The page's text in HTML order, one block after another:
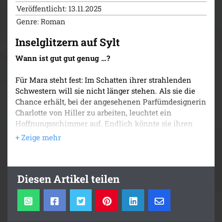
Inselglitzern auf Sylt
Veröffentlicht: 13.11.2025
Genre: Roman
Inselglitzern auf Sylt
Wann ist gut gut genug …?
Für Mara steht fest: Im Schatten ihrer strahlenden
Schwestern will sie nicht länger stehen. Als sie die
Chance erhält, bei der angesehenen Parfümdesignerin
Charlotte von Hiller zu arbeiten, leuchtet ein
Hoffnungsschimmer auf. Endlich könnte sie ihren
eigenen Platz im Rampenlicht finden! Doch die
Realität ist ernüchternd. Charlottes berüchtigter
die Arbeit zur ständigen Bewährungsprobe. Als die
entscheidende Frage aufkommt, ob sie Weihnachten
auf dem sturmgepeitschten Sylt verbringen oder ihren
Arbeitsplatz verlieren soll, stellt sich Mara selbst ein
Ultimatum.
Diesen Artikel teilen